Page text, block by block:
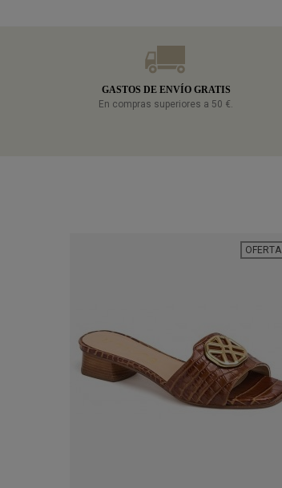
GASTOS DE ENVÍO GRATIS
En compras superiores a 50 €.
OFERTA